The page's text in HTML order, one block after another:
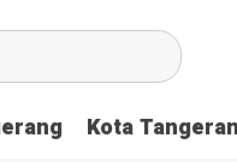
Kota